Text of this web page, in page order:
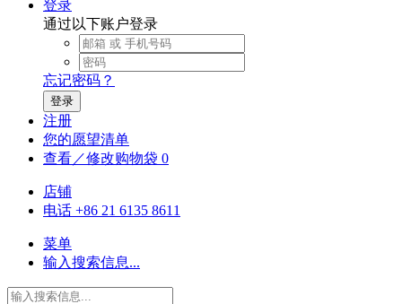
登录
通过以下账户登录
忘记密码？
登录
注册
您的愿望清单
查看／修改购物袋 0
店铺
电话 +86 21 6135 8611
菜单
输入搜索信息...